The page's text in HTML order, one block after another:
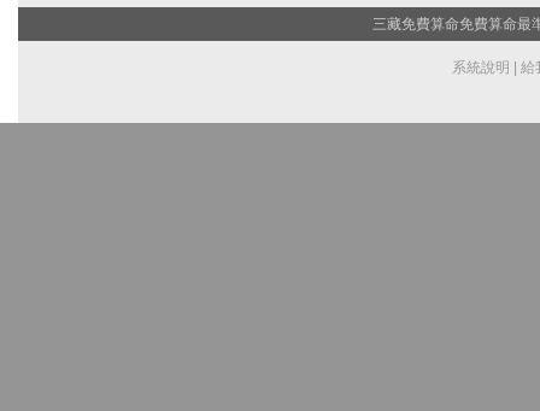
三藏免費算命免費算命最
系統說明 給